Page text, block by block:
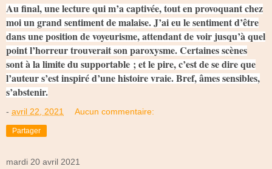
Au final, une lecture qui m’a captivée, tout en provoquant chez
moi un grand sentiment de malaise. J’ai eu le sentiment d’être
dans une position de voyeurisme, attendant de voir jusqu’à quel
point l’horreur trouverait son paroxysme. Certaines scènes
sont à la limite du supportable ; et le pire, c’est de se dire que
l’auteur s’est inspiré d’une histoire vraie. Bref, âmes sensibles,
s’abstenir.
- avril 22, 2021 Aucun commentaire:
Partager
mardi 20 avril 2021